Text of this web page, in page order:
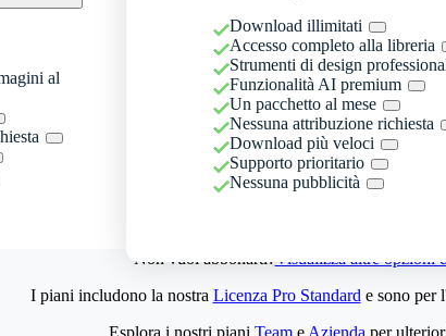
al
Download illimitati
Accesso completo alla libreria
Strumenti di design
Funzionalità AI premium
Un pacchetto al mese
Nessuna attribuzione richiesta
Download più veloci
Supporto prioritario
Nessuna pubblicità
Non vuoi abbonarti?Visualizza altre opzioni
I piani includono la nostra Licenza Pro Standard e sono per
Esplora i nostri piani Teame Azienda per